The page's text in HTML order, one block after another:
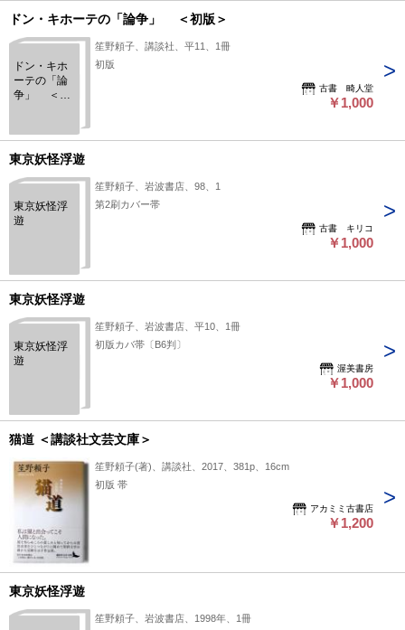
ドン・キホーテの「論争」 ＜初版＞
ドン・キホ
ーテの「論
争」 ＜初
笙野頼子、講談社、平11、1冊
初版
古書 畸人堂
￥1,000
東京妖怪浮遊
東京妖怪浮
遊
笙野頼子、岩波書店、98、1
第2刷カバー帯
古書 キリコ
￥1,000
東京妖怪浮遊
東京妖怪浮
遊
笙野頼子、岩波書店、平10、1冊
初版カバ帯〔B6判〕
渥美書房
￥1,000
猫道 ＜講談社文芸文庫＞
笙野頼子(著)、講談社、2017、381p、16cm
初版 帯
アカミミ古書店
￥1,200
東京妖怪浮遊
笙野頼子、岩波書店、1998年、1冊